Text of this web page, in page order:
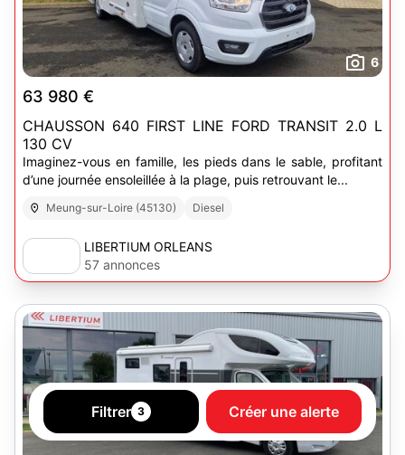
6
63 980 €
CHAUSSON 640 FIRST LINE FORD TRANSIT 2.0 L
130 CV
Imaginez-vous en famille, les pieds dans le sable, profitant
d’une journée ensoleillée à la plage, puis retrouvant le...
Meung-sur-Loire (45130) Diesel
LIBERTIUM ORLEANS
57 annonces
Filtrer 3 Créer une alerte